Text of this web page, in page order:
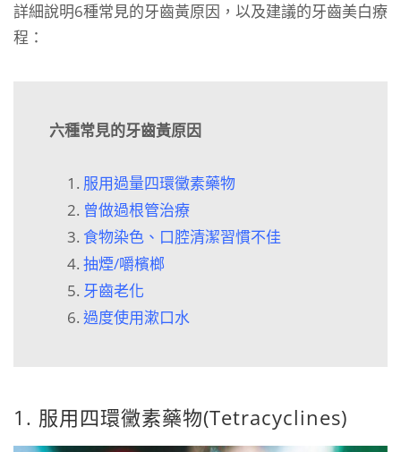
詳細說明6種常見的牙齒黃原因，以及建議的牙齒美白療
程：
六種常見的牙齒黃原因
服用過量四環黴素藥物
曾做過根管治療
食物染色、口腔清潔習慣不佳
抽煙/嚼檳榔
牙齒老化
過度使用漱口水
1. 服用四環黴素藥物(Tetracyclines)